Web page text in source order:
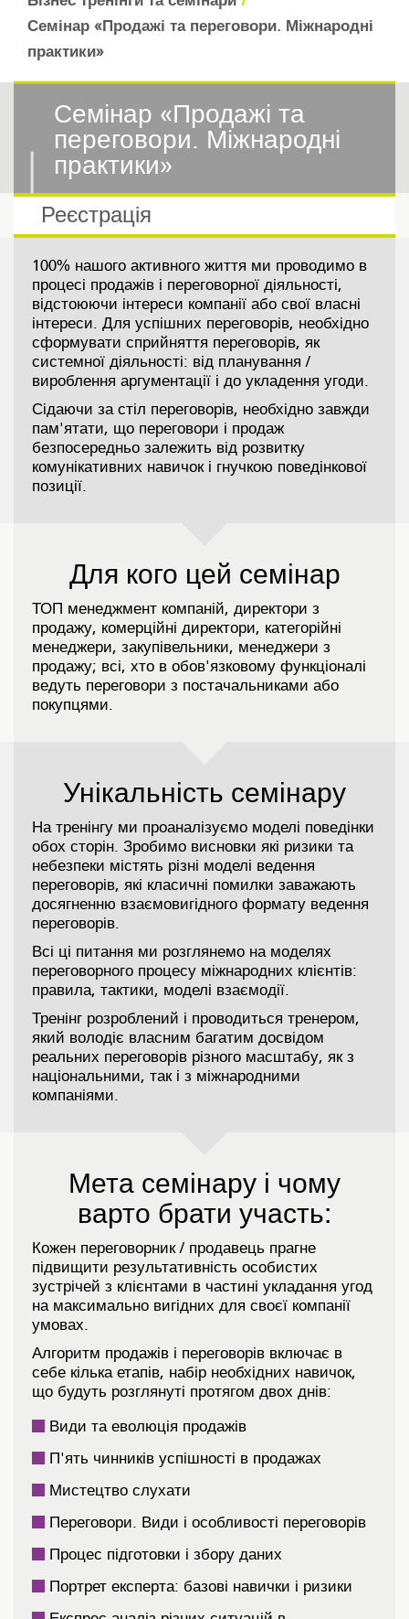
Семінар «Продажі та переговори. Міжнародні
практики»
Семінар «Продажі та
переговори. Міжнародні
практики»
Реєстрація
100% нашого активного життя ми проводимо в
процесі продажів і переговорної діяльності,
відстоюючи інтереси компанії або свої власні
інтереси. Для успішних переговорів, необхідно
сформувати сприйняття переговорів, як
системної діяльності: від планування /
вироблення аргументації і до укладення угоди.
Сідаючи за стіл переговорів, необхідно завжди
пам'ятати, що переговори і продаж
безпосередньо залежить від розвитку
комунікативних навичок і гнучкою поведінкової
позиції.
Для кого цей семінар
ТОП менеджмент компаній, директори з
продажу, комерційні директори, категорійні
менеджери, закупівельники, менеджери з
продажу; всі, хто в обов'язковому функціоналі
ведуть переговори з постачальниками або
покупцями.
Унікальність семінару
На тренінгу ми проаналізуємо моделі поведінки
обох сторін. Зробимо висновки які ризики та
небезпеки містять різні моделі ведення
переговорів, які класичні помилки заважають
досягненню взаємовигідного формату ведення
переговорів.
Всі ці питання ми розглянемо на моделях
переговорного процесу міжнародних клієнтів:
правила, тактики, моделі взаємодії.
Тренінг розроблений і проводиться тренером,
який володіє власним багатим досвідом
реальних переговорів різного масштабу, як з
національними, так і з міжнародними
компаніями.
Мета семінару і чому
варто брати участь:
Кожен переговорник / продавець прагне
підвищити результативність особистих
зустрічей з клієнтами в частині укладання угод
на максимально вигідних для своєї компанії
умовах.
Алгоритм продажів і переговорів включає в
себе кілька етапів, набір необхідних навичок,
що будуть розглянуті протягом двох днів:
Види та еволюція продажів
П'ять чинників успішності в продажах
Мистецтво слухати
Переговори. Види і особливості переговорів
Процес підготовки і збору даних
Портрет експерта: базові навички і ризики